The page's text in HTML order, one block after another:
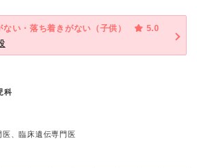
ない・落ち着きがない（子供）
5.0
科
、臨床遺伝専門医